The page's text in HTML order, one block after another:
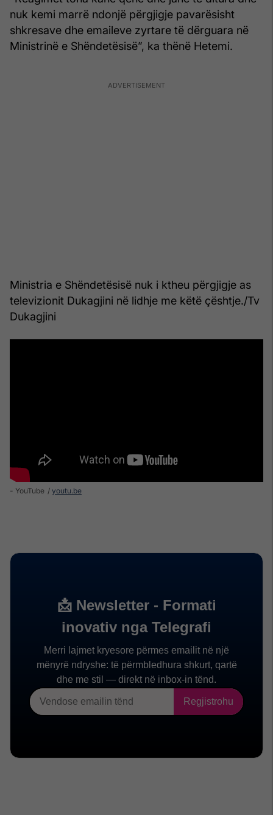
nuk kemi marrë ndonjë përgjigje pavarësisht
shkresave dhe emaileve zyrtare të dërguara në
Ministrinë e Shëndetësisë”, ka thënë Hetemi.
Ministria e Shëndetësisë nuk i ktheu përgjigje as
televizionit Dukagjini në lidhje me këtë çështje./Tv
Dukagjini
- YouTube youtu.be